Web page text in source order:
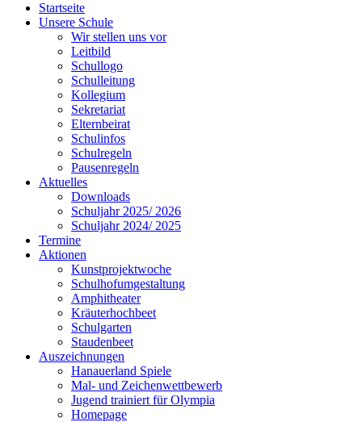
Startseite
Unsere Schule
Wir stellen uns vor
Leitbild
Schullogo
Schulleitung
Kollegium
Sekretariat
Elternbeirat
Schulinfos
Schulregeln
Pausenregeln
Aktuelles
Downloads
Schuljahr 2025/ 2026
Schuljahr 2024/ 2025
Termine
Aktionen
Kunstprojektwoche
Schulhofumgestaltung
Amphitheater
Kräuterhochbeet
Schulgarten
Staudenbeet
Auszeichnungen
Hanauerland Spiele
Mal- und Zeichenwettbewerb
Jugend trainiert für Olympia
Homepage